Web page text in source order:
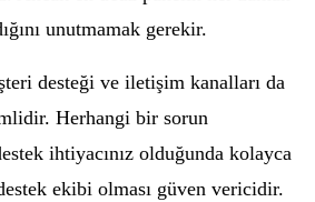
unutmamak gerekir.
desteği ve iletişim kanalları da
Herhangi bir sorun
ihtiyacınız olduğunda kolayca
ekibi olması güven vericidir.